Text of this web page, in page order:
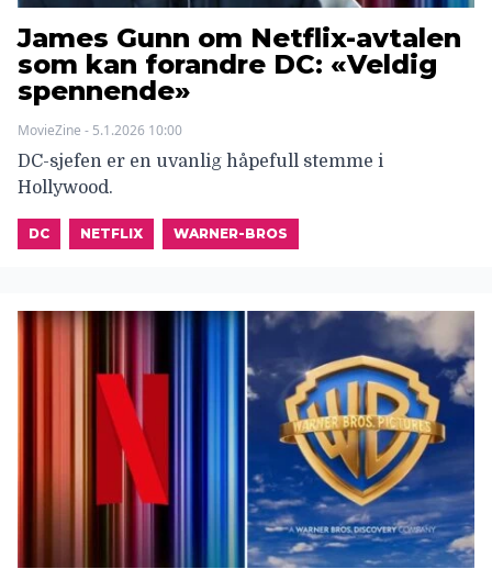
James Gunn om Netflix-avtalen
som kan forandre DC: «Veldig
spennende»
MovieZine - 5.1.2026 10:00
DC-sjefen er en uvanlig håpefull stemme i
Hollywood.
DC NETFLIX WARNER-BROS